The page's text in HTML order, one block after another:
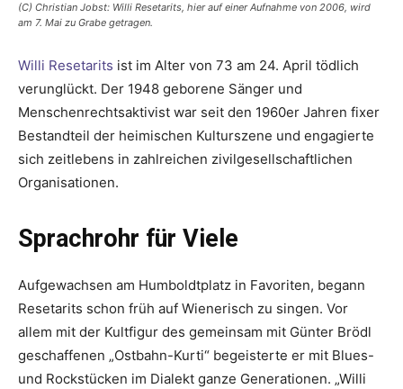
(C) Christian Jobst: Willi Resetarits, hier auf einer Aufnahme von 2006, wird
am 7. Mai zu Grabe getragen.
Willi Resetarits ist im Alter von 73 am 24. April ­tödlich
verunglückt. Der 1948 geborene Sänger und
Menschenrechtsaktivist war seit den 1960er Jahren fixer
Bestandteil der heimischen Kulturszene und engagierte
sich zeitlebens in zahlreichen ­zivilgesellschaftlichen
Organisationen.
Sprachrohr für Viele
Aufgewachsen am Humboldtplatz in Favoriten, begann
Resetarits schon früh auf Wienerisch zu singen. Vor
allem mit der Kultfigur des gemeinsam mit Günter Brödl
geschaffenen „Ostbahn-Kurti“ begeisterte er mit Blues-
und Rockstücken im Dialekt ganze Generationen. „Willi